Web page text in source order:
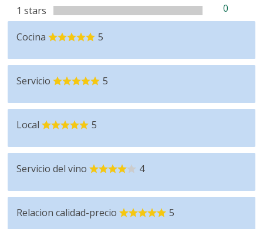
1 stars
0
Cocina 5
Servicio 5
Local 5
Servicio del vino 4
Relacion calidad-precio 5